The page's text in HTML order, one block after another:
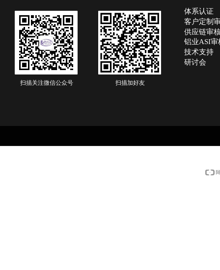
体系认证
客户定制
供应链审
铝业ASI审
技术支持
研讨会
扫描关注微信公众号 扫描加好友